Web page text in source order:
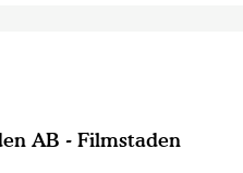
AB - Filmstaden